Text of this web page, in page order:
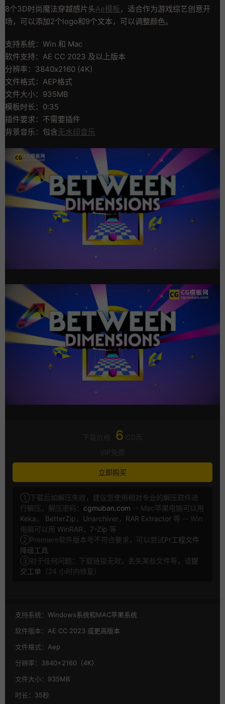
8个3D时尚魔法穿越感片头Ae模板 ，适合作为游戏综艺创意开
场，可以添加2个logo和9个文本，可以调整颜色。
支持系统：Win 和 Mac
软件支持：AE CC 2023 及以上版本
分辨率：3840x2160 (4K)
文件格式：AEP格式
文件大小：935MB
模板时长：0:35
插件要求：不需要插件
背景音乐：包含无水印音乐
6
立即购买
①下载后如解压失败，建议您使用相对专业的解压软件进
行解压，解压密码： cgmuban.com -- Mac苹果电脑可以用
Keka ， BetterZip ， Unarchiver， RAR Extractor 等 -- Win
电脑可以用 WinRAR ， 7-Zip 等
②Premiere软件版本号不符合要求，可以尝试Pr工程文件
降级工具
③对于任何问题：下载链接无效，丢失某些文件等，请提
交工单 （24 小时内修复）
支持系统： Windows系统和MAC苹果系统
软件版本： AE CC 2023 或更高版本
文件格式： Aep
分辨率： 3840×2160（4K）
文件大小： 935MB
时长： 35秒